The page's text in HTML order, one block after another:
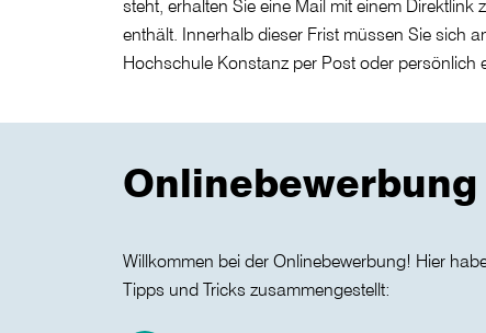
steht, erhalten Sie eine Mail mit einem
enthält. Innerhalb dieser Frist müssen Sie sich
Hochschule Konstanz per Post oder persönlich
Willkommen bei der Onlinebewerbung! Hier
Tipps und Tricks zusammengestellt: